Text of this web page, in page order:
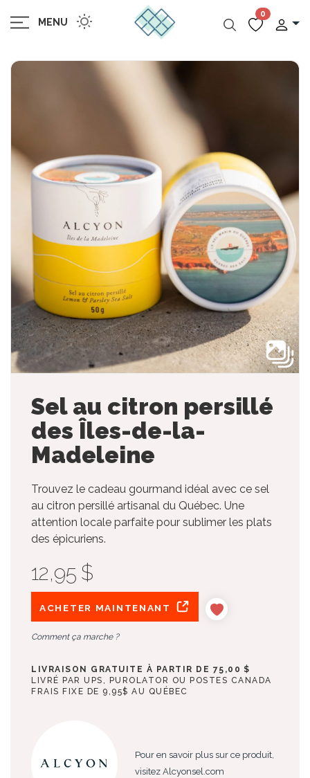
MENU
0
Sel au citron persillé
des Îles-de-la-
Madeleine
Trouvez le cadeau gourmand idéal avec ce sel
au citron persillé artisanal du Québec. Une
attention locale parfaite pour sublimer les plats
des épicuriens.
12,95 $
ACHETER MAINTENANT
Comment ça marche ?
LIVRAISON GRATUITE À PARTIR DE 75,00 $
LIVRÉ PAR UPS, PUROLATOR OU POSTES CANADA
FRAIS FIXE DE 9,95$ AU QUÉBEC
Pour en savoir plus sur ce produit,
visitez Alcyonsel.com